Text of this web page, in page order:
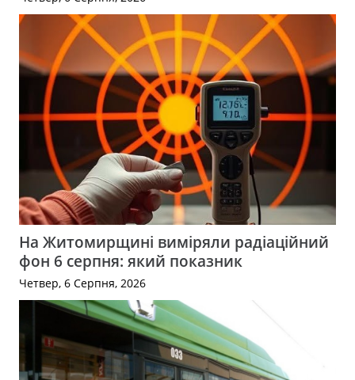
На Житомирщині виміряли радіаційний
фон 6 серпня: який показник
Четвер, 6 Серпня, 2026